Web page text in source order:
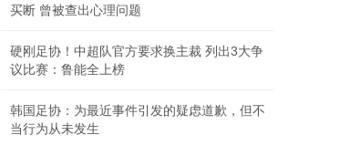
买断 曾被查出心理问题
硬刚足协！中超队官方要求换主裁 列出3大争
议比赛：鲁能全上榜
韩国足协：为最近事件引发的疑虑道歉，但不
当行为从未发生